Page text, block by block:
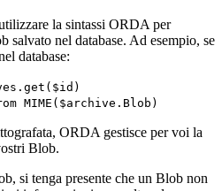
la sintassi ORDA per
salvato nel database. Ad esempio, se
database:
. get ( $id )
MIME ( $archive . Blob )
ORDA gestisce per voi la
Blob.
si tenga presente che un Blob non